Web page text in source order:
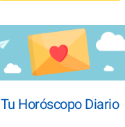
Tu Horóscopo Diario